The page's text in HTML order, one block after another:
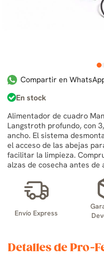
1
Compartir en
En stock
Alimentador de cuadro
Langstroth profundo, con
ancho. El sistema
el acceso de las abejas
facilitar la limpieza.
alzas de cosecha antes de
Envío Express
Detalles de Pro-